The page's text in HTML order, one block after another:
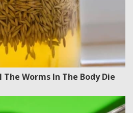
Worms In The Body Die